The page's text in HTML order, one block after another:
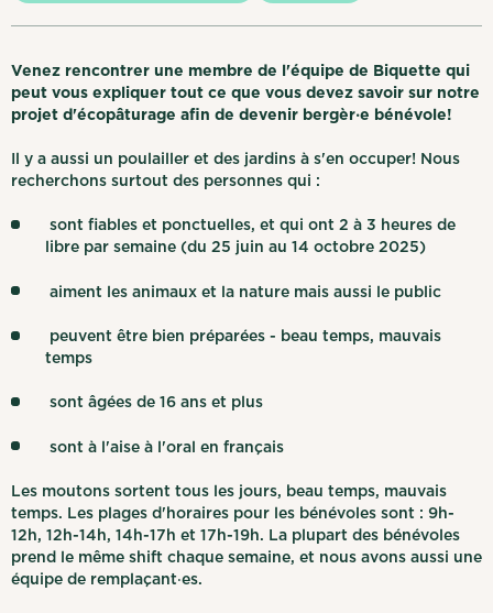
Venez rencontrer une membre de l'équipe de Biquette qui
peut vous expliquer tout ce que vous devez savoir sur notre
projet d'écopâturage afin de devenir bergèr‧e bénévole!
Il y a aussi un poulailler et des jardins à s'en occuper! Nous
recherchons surtout des personnes qui :
sont fiables et ponctuelles, et qui ont 2 à 3 heures de
libre par semaine (du 25 juin au 14 octobre 2025)
aiment les animaux et la nature mais aussi le public
peuvent être bien préparées - beau temps, mauvais
temps
sont âgées de 16 ans et plus
sont à l'aise à l'oral en français
Les moutons sortent tous les jours, beau temps, mauvais
temps. Les plages d'horaires pour les bénévoles sont : 9h-
12h, 12h-14h, 14h-17h et 17h-19h. La plupart des bénévoles
prend le même shift chaque semaine, et nous avons aussi une
équipe de remplaçant‧es.